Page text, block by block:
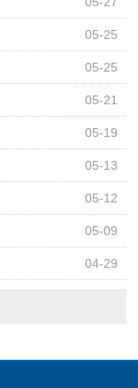
05-25
05-25
05-21
05-19
05-13
05-12
05-09
04-29